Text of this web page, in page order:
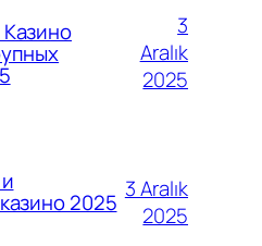
3
Aralık
2025
2025 3 Aralık
2025